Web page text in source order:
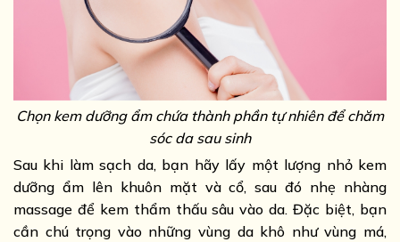
Chọn kem dưỡng ẩm chứa thành phần tự nhiên để chăm
sóc da sau sinh
Sau khi làm sạch da, bạn hãy lấy một lượng nhỏ kem
dưỡng ẩm lên khuôn mặt và cổ, sau đó nhẹ nhàng
massage để kem thẩm thấu sâu vào da. Đặc biệt, bạn
cần chú trọng vào những vùng da khô như vùng má,